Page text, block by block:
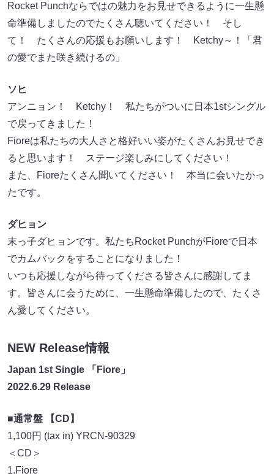
Rocket Punchならではの魅力をお見せできるように一生懸
命準備しましたのでたくさん聴いてください！ そし
て！ たくさんの応援もお願いします！ Ketchy～！「君
の愛でまた咲き続けるの」
ソヒ
アンニョン！ Ketchy！ 私たちがついに日本1stシングル
で戻ってきました！
Fioreは私たちの大人さと格好いい姿がたくさんお見せでき
ると思います！ ステージ楽しみにしてください！
また、Fioreたくさん聞いてください！ 本当に会いたかっ
たです。
ダヒョン
末っ子ダヒョンです。私たちRocket PunchがFioreで日本
でカムバックをすることになりました！
いつも応援しながら待ってくださる皆さんに感謝してま
す。皆さんに会うために、一生懸命準備したので、たくさ
ん愛してください。
NEW Release情報
Japan 1st Single 「Fiore」
2022.6.29 Release
■通常盤 【CD】
1,100円 (tax in) YRCN-90329
＜CD＞
1.Fiore